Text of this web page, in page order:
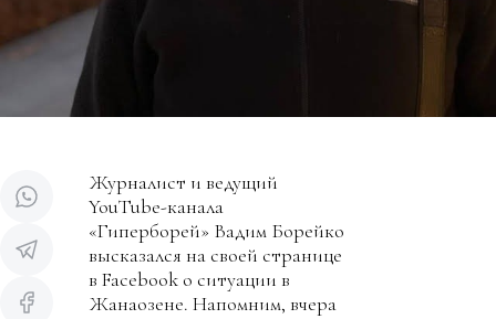
Журналист и ведущий
YouTube-канала
«Гиперборей» Вадим Борейко
высказался на своей странице
в Facebook о ситуации в
Жанаозене. Напомним, вчера